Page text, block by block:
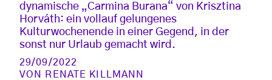
dynamische „Carmina Burana“ von Krisztina
Horváth: ein vollauf gelungenes
Kulturwochenende in einer Gegend, in der
sonst nur Urlaub gemacht wird.
29/09/2022
VON
RENATE KILLMANN